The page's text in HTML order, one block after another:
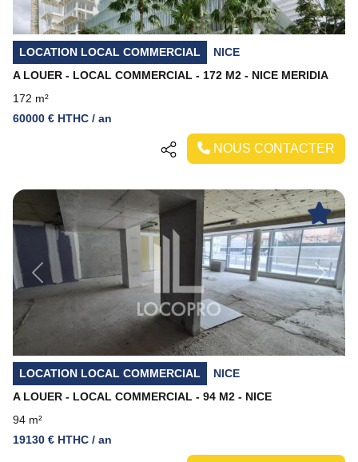
LOCATION LOCAL COMMERCIAL
NICE
A LOUER - LOCAL COMMERCIAL - 172 M2 - NICE MERIDIA
172 m²
60000 € HTHC / an
NOUS CONTACTER
Previous Next
LOCATION LOCAL COMMERCIAL
NICE
A LOUER - LOCAL COMMERCIAL - 94 M2 - NICE
94 m²
19130 € HTHC / an